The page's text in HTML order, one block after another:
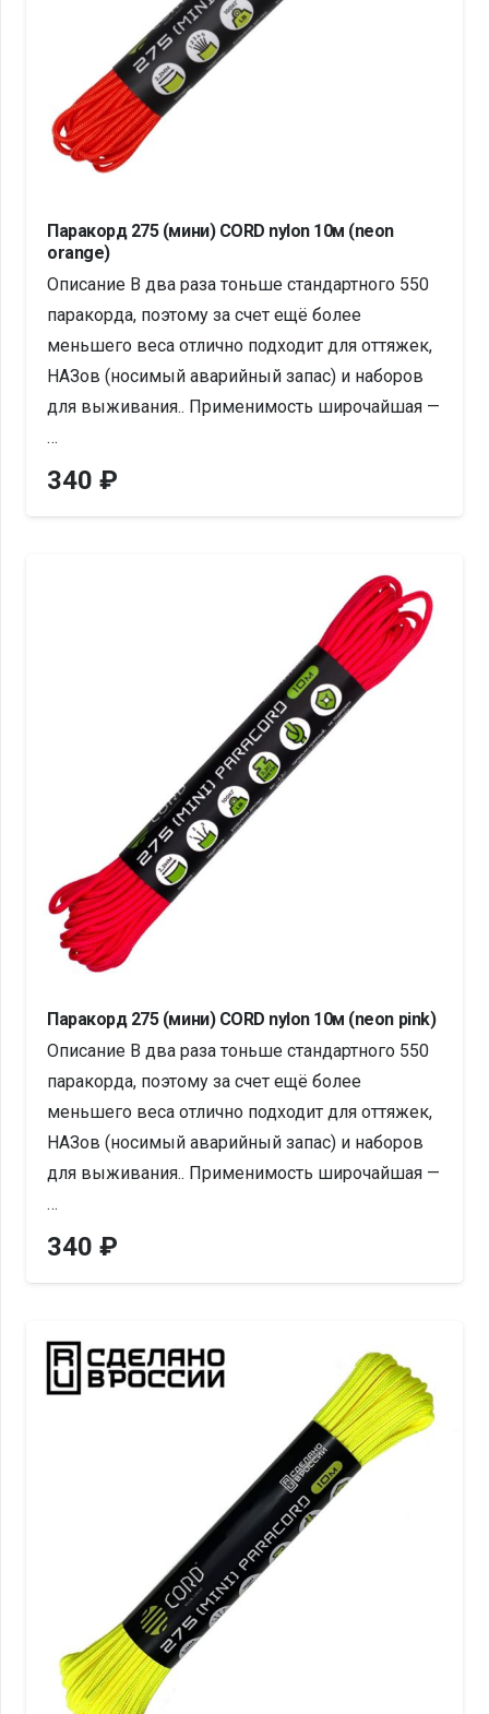
Паракорд 275 (мини) CORD nylon 10м (neon
orange)
Описание В два раза тоньше стандартного 550
паракорда, поэтому за счет ещё более
меньшего веса отлично подходит для оттяжек,
НАЗов (носимый аварийный запас) и наборов
для выживания.. Применимость широчайшая —
…
340₽
Паракорд 275 (мини) CORD nylon 10м (neon pink)
Описание В два раза тоньше стандартного 550
паракорда, поэтому за счет ещё более
меньшего веса отлично подходит для оттяжек,
НАЗов (носимый аварийный запас) и наборов
для выживания.. Применимость широчайшая —
…
340₽